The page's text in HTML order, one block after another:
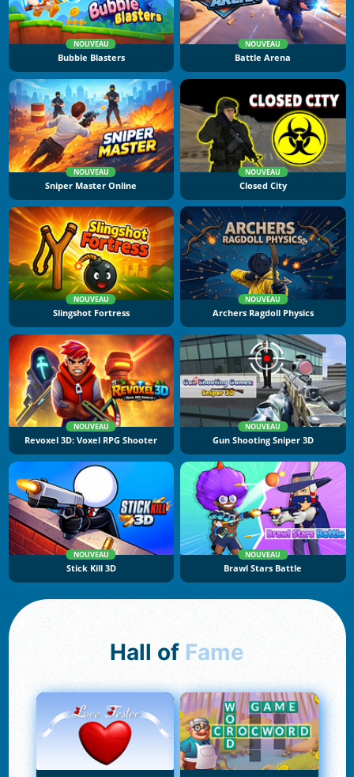
NOUVEAU
Bubble Blasters
NOUVEAU
Battle Arena
NOUVEAU
Sniper Master Online
NOUVEAU
Closed City
NOUVEAU
Slingshot Fortress
NOUVEAU
Archers Ragdoll Physics
NOUVEAU
Revoxel 3D: Voxel RPG Shooter
NOUVEAU
Gun Shooting Sniper 3D
NOUVEAU
Stick Kill 3D
NOUVEAU
Brawl Stars Battle
Hall of Fame